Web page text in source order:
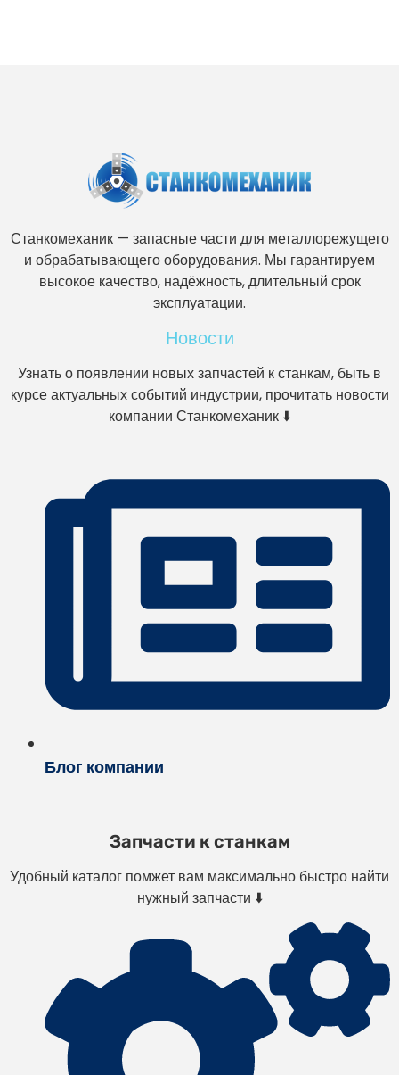
Станкомеханик — запасные части для металлорежущего
и обрабатывающего оборудования. Мы гарантируем
высокое качество, надёжность, длительный срок
эксплуатации.
Новости
Узнать о появлении новых запчастей к станкам, быть в
курсе актуальных событий индустрии, прочитать новости
компании Станкомеханик ⬇️
Блог компании
Запчасти к станкам
Удобный каталог помжет вам максимально быстро найти
нужный запчасти ⬇️